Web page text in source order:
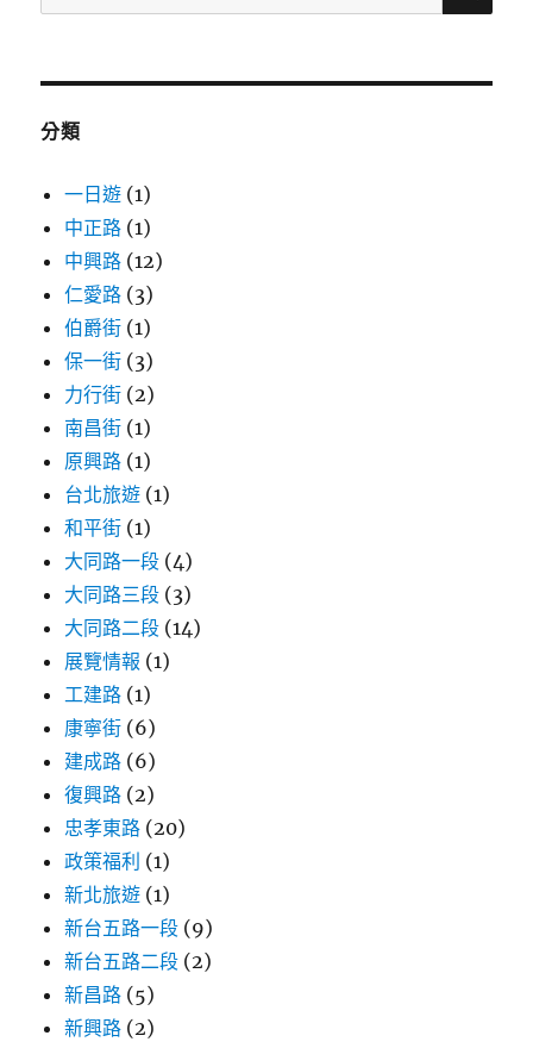
尋
鍵
分類
一日遊 (1)
中正路 (1)
中興路 (12)
仁愛路 (3)
伯爵街 (1)
保一街 (3)
力行街 (2)
南昌街 (1)
原興路 (1)
台北旅遊 (1)
和平街 (1)
大同路一段 (4)
大同路三段 (3)
大同路二段 (14)
展覽情報 (1)
工建路 (1)
康寧街 (6)
建成路 (6)
復興路 (2)
忠孝東路 (20)
政策福利 (1)
新北旅遊 (1)
新台五路一段 (9)
新台五路二段 (2)
新昌路 (5)
新興路 (2)